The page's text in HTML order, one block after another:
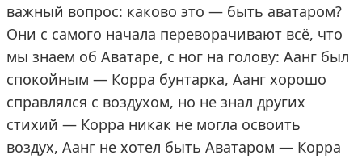
важный вопрос: каково это — быть аватаром?
Они с самого начала переворачивают всё, что
мы знаем об Аватаре, с ног на голову: Аанг был
спокойным — Корра бунтарка, Аанг хорошо
справлялся с воздухом, но не знал других
стихий — Корра никак не могла освоить
воздух, Аанг не хотел быть Аватаром — Корра